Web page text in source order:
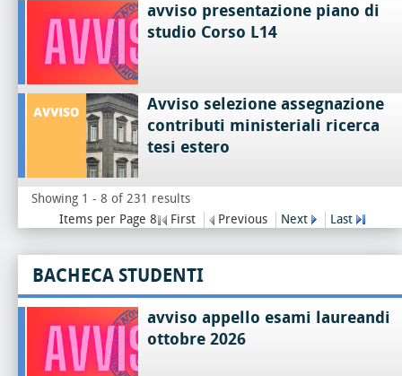
avviso presentazione piano di
studio Corso L14
Avviso selezione assegnazione
contributi ministeriali ricerca
tesi estero
Showing 1 - 8 of 231 results
Items per Page 8
First Previous Next Last
BACHECA STUDENTI
avviso appello esami laureandi
ottobre 2026